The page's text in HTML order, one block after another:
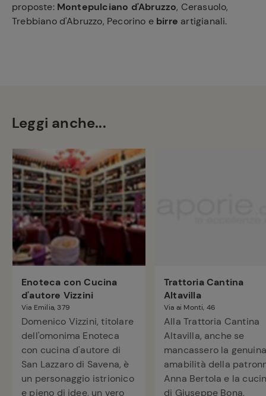
proposte: Montepulciano d'Abruzzo, Cerasuolo,
Trebbiano d'Abruzzo, Pecorino e birre artigianali.
Leggi anche...
Enoteca con Cucina
d'autore Vizzini
Via Emilia, 379
Domenico Vizzini, titolare
dell'omonima Enoteca
con cucina d'autore di
San Lazzaro di Savena, è
un personaggio istrionico
e pieno di idee, un vero
Trattoria Cantina
Altavilla
Via ai Monti, 46
Alla Trattoria Cantina
Altavilla, anche se
mancassero la genuina
amabilità della
Anna Bertola e la
di Giuseppe Bona,
Ricette
preferite